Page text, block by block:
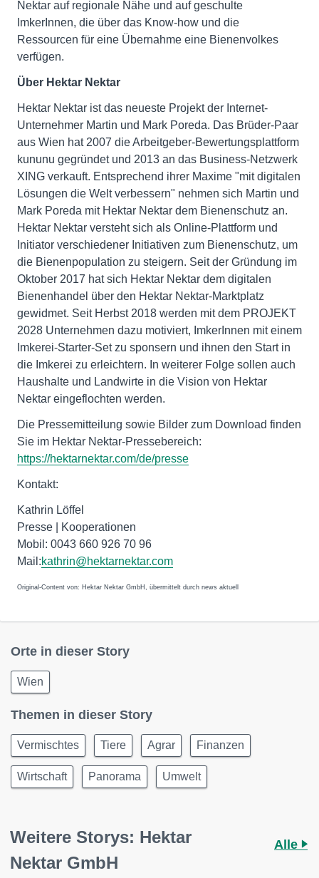
Nektar auf regionale Nähe und auf geschulte
ImkerInnen, die über das Know-how und die
Ressourcen für eine Übernahme eine Bienenvolkes
verfügen.
Über Hektar Nektar
Hektar Nektar ist das neueste Projekt der Internet-
Unternehmer Martin und Mark Poreda. Das Brüder-Paar
aus Wien hat 2007 die Arbeitgeber-Bewertungsplattform
kununu gegründet und 2013 an das Business-Netzwerk
XING verkauft. Entsprechend ihrer Maxime "mit digitalen
Lösungen die Welt verbessern" nehmen sich Martin und
Mark Poreda mit Hektar Nektar dem Bienenschutz an.
Hektar Nektar versteht sich als Online-Plattform und
Initiator verschiedener Initiativen zum Bienenschutz, um
die Bienenpopulation zu steigern. Seit der Gründung im
Oktober 2017 hat sich Hektar Nektar dem digitalen
Bienenhandel über den Hektar Nektar-Marktplatz
gewidmet. Seit Herbst 2018 werden mit dem PROJEKT
2028 Unternehmen dazu motiviert, ImkerInnen mit einem
Imkerei-Starter-Set zu sponsern und ihnen den Start in
die Imkerei zu erleichtern. In weiterer Folge sollen auch
Haushalte und Landwirte in die Vision von Hektar
Nektar eingeflochten werden.
Die Pressemitteilung sowie Bilder zum Download finden
Sie im Hektar Nektar-Pressebereich:
https://hektarnektar.com/de/presse
Kontakt:
Kathrin Löffel
Presse | Kooperationen
Mobil: 0043 660 926 70 96
Mail:kathrin@hektarnektar.com
Original-Content von: Hektar Nektar GmbH, übermittelt durch news aktuell
Orte in dieser Story
Wien
Themen in dieser Story
Vermischtes Tiere Agrar Finanzen
Wirtschaft Panorama Umwelt
Weitere Storys: Hektar
Nektar GmbH
Alle